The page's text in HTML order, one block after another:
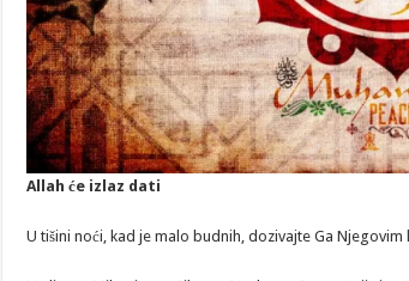
Allah će izlaz dati
U tišini noći, kad je malo budnih, dozivajte Ga Njegovim